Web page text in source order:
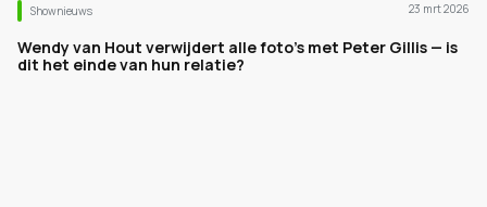
Shownieuws 23 mrt 2026
Wendy van Hout verwijdert alle foto’s met Peter Gillis — is
dit het einde van hun relatie?